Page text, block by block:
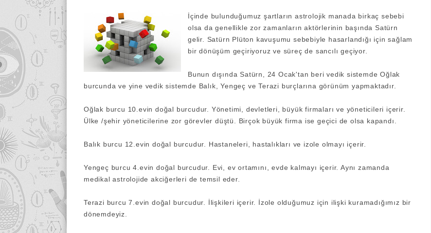
İçinde bulunduğumuz şartların astrolojik manada birkaç sebebi
olsa da genellikle zor zamanların aktörlerinin başında Satürn
gelir. Satürn Plüton kavuşumu sebebiyle hasarlandığı için sağlam
bir dönüşüm geçiriyoruz ve süreç de sancılı geçiyor.
Bunun dışında Satürn, 24 Ocak'tan beri vedik sistemde Oğlak
burcunda ve yine vedik sistemde Balık, Yengeç ve Terazi burçlarına görünüm yapmaktadır.
Oğlak burcu 10.evin doğal burcudur. Yönetimi, devletleri, büyük firmaları ve yöneticileri içerir.
Ülke /şehir yöneticilerine zor görevler düştü. Birçok büyük firma ise geçici de olsa kapandı.
Balık burcu 12.evin doğal burcudur. Hastaneleri, hastalıkları ve izole olmayı içerir.
Yengeç burcu 4.evin doğal burcudur. Evi, ev ortamını, evde kalmayı içerir. Aynı zamanda
medikal astrolojide akciğerleri de temsil eder.
Terazi burcu 7.evin doğal burcudur. İlişkileri içerir. İzole olduğumuz için ilişki kuramadığımız bir
dönemdeyiz.